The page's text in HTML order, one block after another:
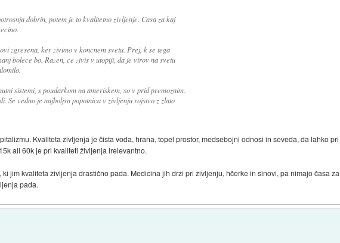
dobrin, potem je to kvalitetno zivljenje. Casa za kaj
zgresena, ker zivimo v koncnem svetu. Prej, k se tega
bolece bo. Razen, ce zivis v utopiji, da je virov na svetu
sistemi, s poudarkom na ameriskem, so v prid premoznim.
Se vedno je najboljsa popotnica v zivljenju rojstvo z zlato
Kvaliteta življenja je čista voda, hrana, topel prostor, medsebojni odnosi in seveda, da lahko
ali 60k je pri kvaliteti življenja irelevantno.
jim kvaliteta življenja drastično pada. Medicina jih drži pri življenju, hčerke in sinovi, pa nimajo časa
pada.